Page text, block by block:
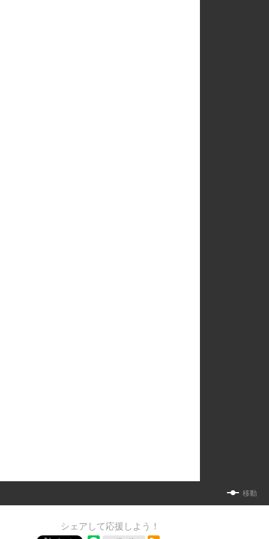
移動
シェアして応援しよう！